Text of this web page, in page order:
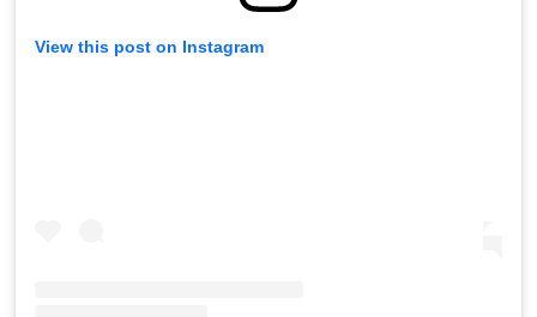
View this post on Instagram